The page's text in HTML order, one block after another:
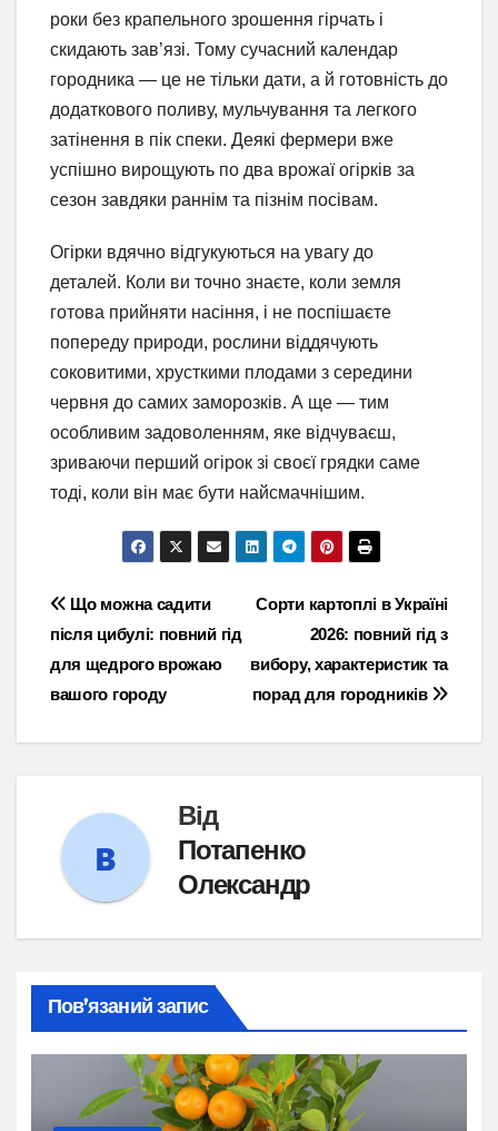
роки без крапельного зрошення гірчать і
скидають зав’язі. Тому сучасний календар
городника — це не тільки дати, а й готовність до
додаткового поливу, мульчування та легкого
затінення в пік спеки. Деякі фермери вже
успішно вирощують по два врожаї огірків за
сезон завдяки раннім та пізнім посівам.
Огірки вдячно відгукуються на увагу до
деталей. Коли ви точно знаєте, коли земля
готова прийняти насіння, і не поспішаєте
попереду природи, рослини віддячують
соковитими, хрусткими плодами з середини
червня до самих заморозків. А ще — тим
особливим задоволенням, яке відчуваєш,
зриваючи перший огірок зі своєї грядки саме
тоді, коли він має бути найсмачнішим.
Навігація
записів
Сорти картоплі в Україні
2026: повний гід з
вибору, характеристик та
порад для городників
Що можна садити
після цибулі: повний гід
для щедрого врожаю
вашого городу
Від
Потапенко
Олександр
Пов’язаний запис